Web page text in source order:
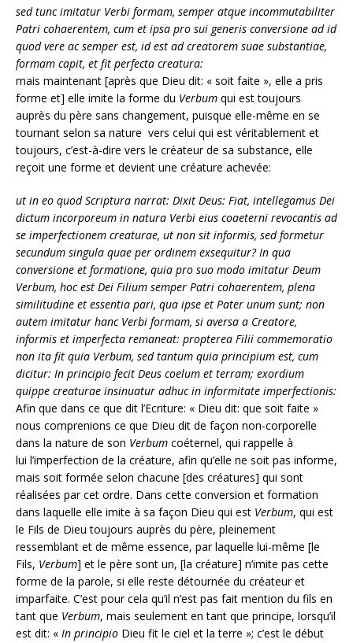
sed tunc imitatur Verbi formam, semper atque incommutabiliter
Patri cohaerentem, cum et ipsa pro sui generis conversione ad id
quod vere ac semper est, id est ad creatorem suae substantiae,
formam capit, et fit perfecta creatura:
mais maintenant [après que Dieu dit: « soit faite », elle a pris
forme et] elle imite la forme du Verbum qui est toujours
auprès du père sans changement, puisque elle-même en se
tournant selon sa nature vers celui qui est véritablement et
toujours, c’est-à-dire vers le créateur de sa substance, elle
reçoit une forme et devient une créature achevée:
ut in eo quod Scriptura narrat: Dixit Deus: Fiat, intellegamus Dei
dictum incorporeum in natura Verbi eius coaeterni revocantis ad
se imperfectionem creaturae, ut non sit informis, sed formetur
secundum singula quae per ordinem exsequitur? In qua
conversione et formatione, quia pro suo modo imitatur Deum
Verbum, hoc est Dei Filium semper Patri cohaerentem, plena
similitudine et essentia pari, qua ipse et Pater unum sunt; non
autem imitatur hanc Verbi formam, si aversa a Creatore,
informis et imperfecta remaneat: propterea Filii commemoratio
non ita fit quia Verbum, sed tantum quia principium est, cum
dicitur: In principio fecit Deus coelum et terram; exordium
quippe creaturae insinuatur adhuc in informitate imperfectionis:
Afin que dans ce que dit l’Ecriture: « Dieu dit: que soit faite »
nous comprenions ce que Dieu dit de façon non-corporelle
dans la nature de son Verbum coéternel, qui rappelle à
lui l’imperfection de la créature, afin qu’elle ne soit pas informe,
mais soit formée selon chacune [des créatures] qui sont
réalisées par cet ordre. Dans cette conversion et formation
dans laquelle elle imite à sa façon Dieu qui est Verbum, qui est
le Fils de Dieu toujours auprès du père, pleinement
ressemblant et de même essence, par laquelle lui-même [le
Fils, Verbum] et le père sont un, [la créature] n’imite pas cette
forme de la parole, si elle reste détournée du créateur et
imparfaite. C’est pour cela qu’il n’est pas fait mention du fils en
tant que Verbum, mais seulement en tant que principe, lorsqu’il
est dit: « In principio Dieu fit le ciel et la terre »; c’est le début